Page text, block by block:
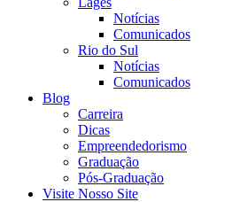
Notícias
Comunicados
Rio do Sul
Notícias
Comunicados
Blog
Carreira
Dicas
Empreendedorismo
Graduação
Pós-Graduação
Visite Nosso Site